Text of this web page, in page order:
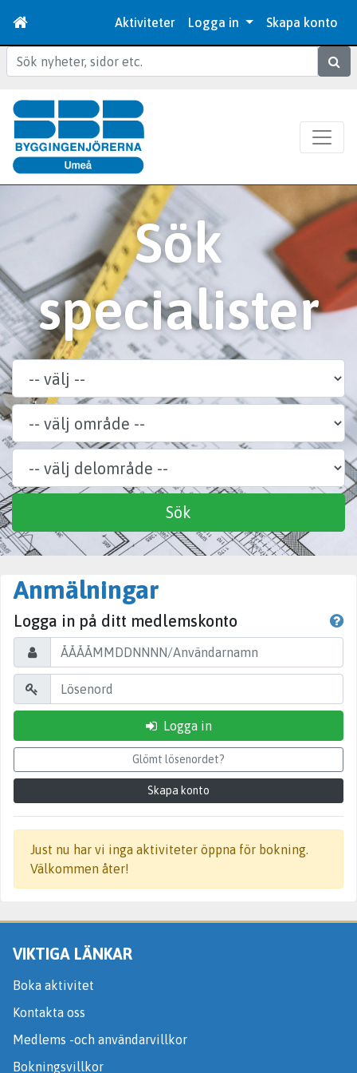
Aktiviteter Logga in Skapa konto
Sök
Sök
specialister
Område
Delområde
Sök
Anmälningar
Logga in på ditt medlemskonto
Logga in
Glömt lösenordet?
Skapa konto
Just nu har vi inga aktiviteter öppna för bokning.
Välkommen åter!
VIKTIGA LÄNKAR
Boka aktivitet
Kontakta oss
Medlems -och användarvillkor
Bokningsvillkor